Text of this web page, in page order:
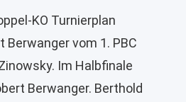
KO Turnierplan
vom 1. PBC
Im Halbfinale
Berwanger. Berthold